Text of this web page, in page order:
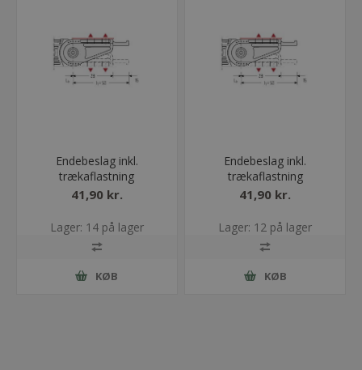
Endebeslag inkl.
trækaflastning
ET0320/QT0320/UA1320
41,90 kr.
Lager: 14 på lager
KØB
Endebeslag inkl.
trækaflastning
ET0320/QT0320/UA1320
41,90 kr.
Lager: 12 på lager
KØB